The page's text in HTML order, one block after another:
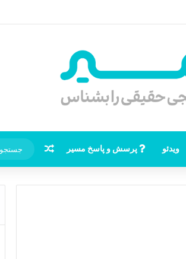
از مکه تا پایتختی کوفه
ویدئو پرسش و پاسخ مسیر نوشته